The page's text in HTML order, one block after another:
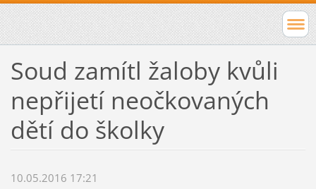
Soud zamítl žaloby kvůli
nepřijetí neočkovaných
dětí do školky
10.05.2016 17:21